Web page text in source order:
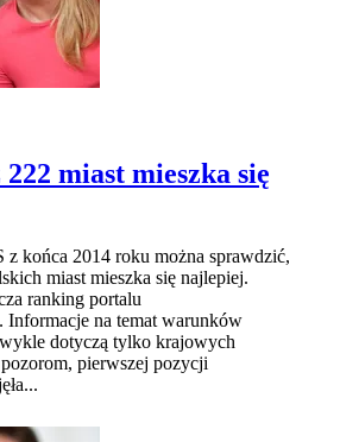
miast mieszka się
końca 2014 roku można sprawdzić,
miast mieszka się najlepiej.
ranking portalu
Informacje na temat warunków
dotyczą tylko krajowych
pierwszej pozycji